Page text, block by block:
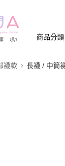
商品分類
襪款 長襪 / 中筒